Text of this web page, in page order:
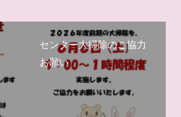
センター大掃除のご協力
お願い